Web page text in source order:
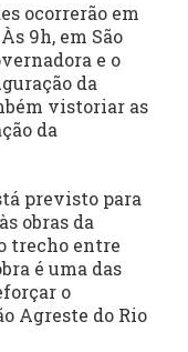
ocorrerão em
9h, em São
e o
da
vistoriar as
da
previsto para
obras da
trecho entre
é uma das
o
Agreste do Rio